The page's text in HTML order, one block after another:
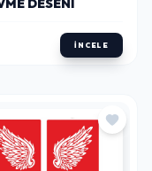
DESENI
İNCELE